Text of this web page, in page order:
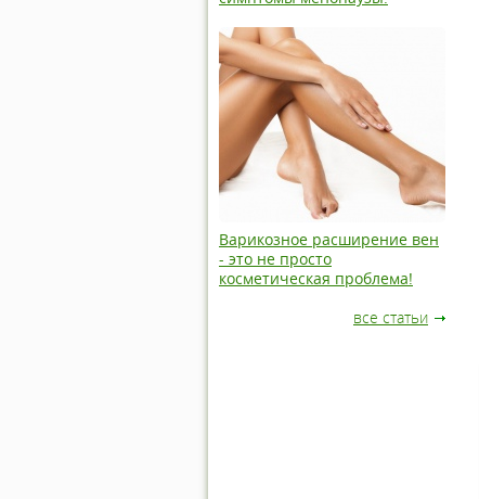
Варикозное расширение вен
- это не просто
косметическая проблема!
все статьи